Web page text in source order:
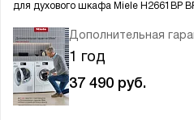
для духового шкафа Miele H2661BP
Дополнительная
1 год
37 490 руб.